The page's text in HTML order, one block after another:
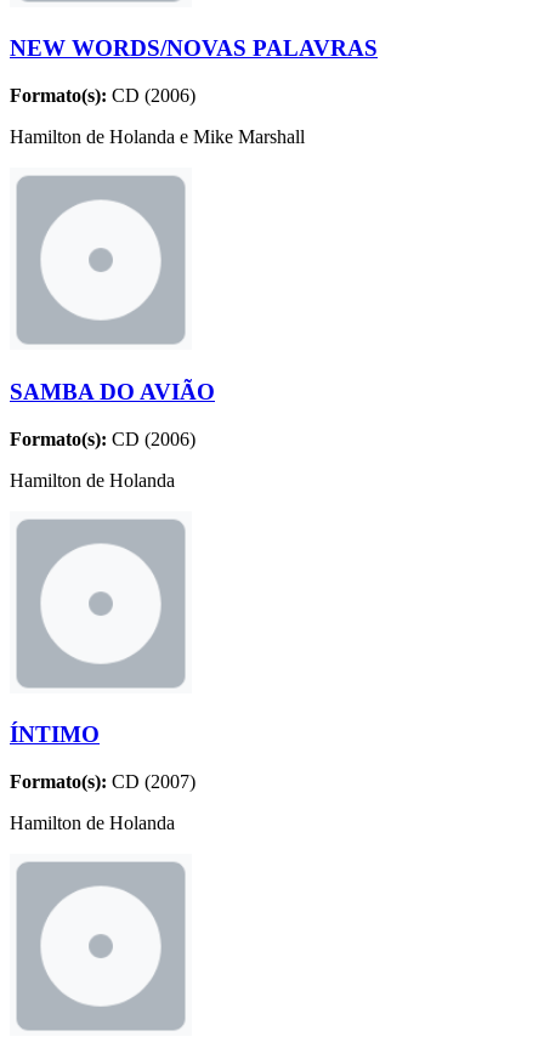
NEW WORDS/NOVAS PALAVRAS
Formato(s): CD (2006)
Hamilton de Holanda e Mike Marshall
SAMBA DO AVIÃO
Formato(s): CD (2006)
Hamilton de Holanda
ÍNTIMO
Formato(s): CD (2007)
Hamilton de Holanda